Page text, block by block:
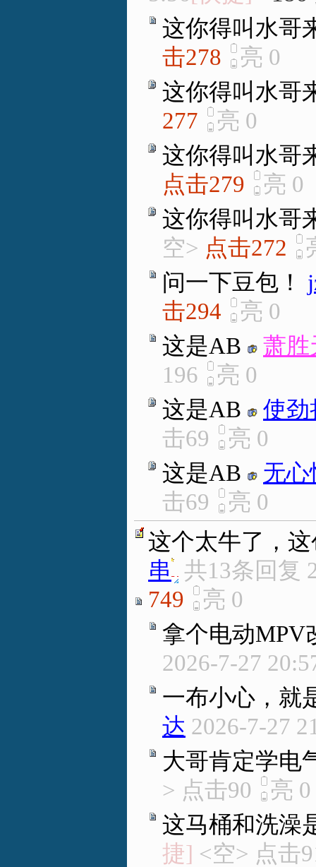
这你得叫水哥
击278
亮 0
这你得叫水哥
277
亮 0
这你得叫水哥
点击279
亮 0
这你得叫水哥
空> 点击272
问一下豆包！
击294
亮 0
这是AB
萧胜
196
亮 0
这是AB
使劲
击69
亮 0
这是AB
无心
击69
亮 0
这个太牛了，
串. 共13条回复
749
亮 0
拿个电动MPV
2026-7-27
一布小心，就
达 2026-7-27
大哥肯定学电
> 点击90
亮 0
这马桶和洗澡
捷] <空> 点击